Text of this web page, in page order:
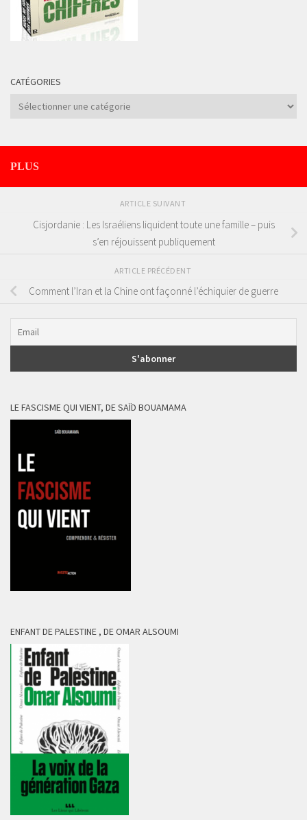
CATÉGORIES
Catégories
PLUS
ARTICLE SUIVANT
Cisjordanie : Les Israéliens liquident toute une famille – puis
s’en réjouissent publiquement
ARTICLE PRÉCÉDENT
Comment l’Iran et la Chine ont façonné l’échiquier de guerre
LE FASCISME QUI VIENT, DE SAÏD BOUAMAMA
ENFANT DE PALESTINE , DE OMAR ALSOUMI